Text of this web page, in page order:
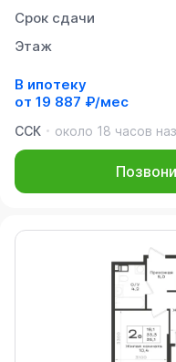
Срок сдачи
Этаж
В ипотеку
от 19 887 ₽/мес
ССК
около 18 часов